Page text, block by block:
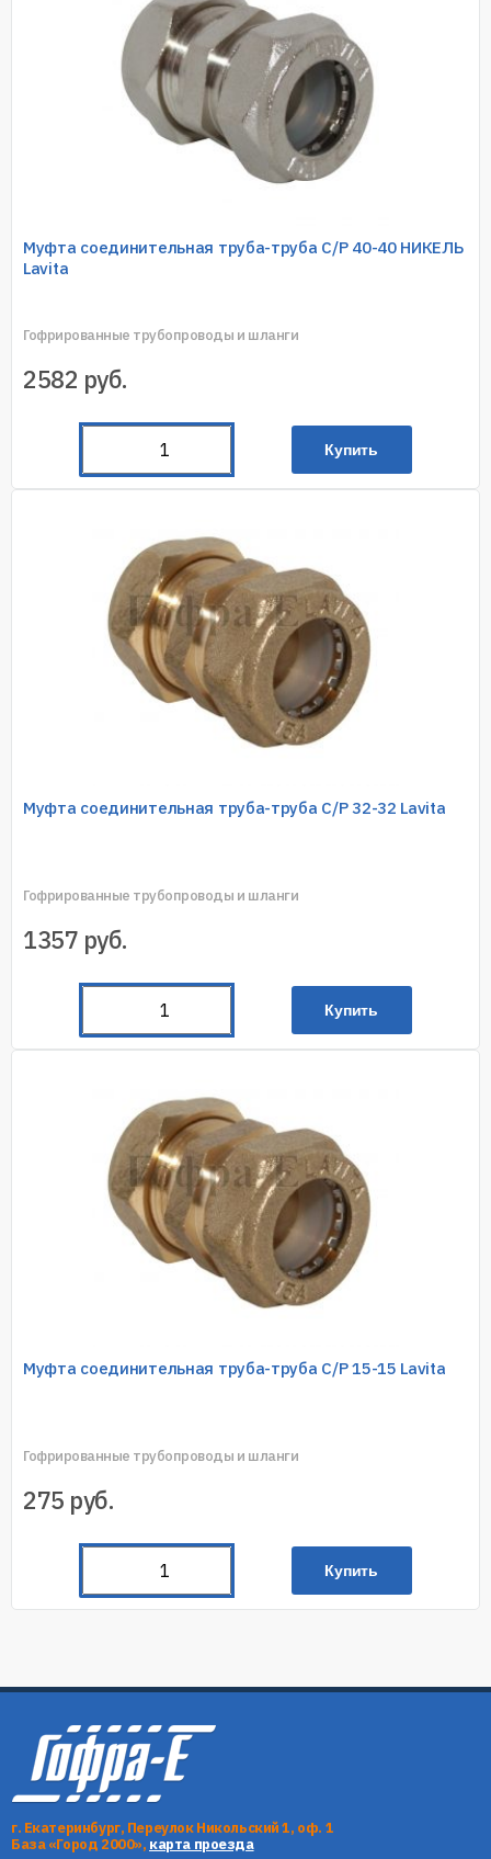
Муфта соединительная труба-труба C/P 40-40 НИКЕЛЬ
Lavita
Гофрированные трубопроводы и шланги
2582 руб.
Купить
Муфта соединительная труба-труба C/P 32-32 Lavita
Гофрированные трубопроводы и шланги
1357 руб.
Купить
Муфта соединительная труба-труба C/P 15-15 Lavita
Гофрированные трубопроводы и шланги
275 руб.
Купить
г. Екатеринбург, Переулок Никольский 1, оф. 1
База «Город 2000», карта проезда